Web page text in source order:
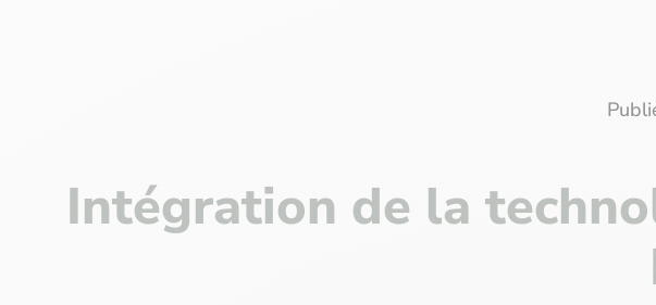
Intégration de la